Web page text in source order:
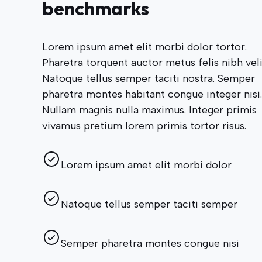
benchmarks
Lorem ipsum amet elit morbi dolor tortor.
Pharetra torquent auctor metus felis nibh
Natoque tellus semper taciti nostra. Semper
pharetra montes habitant congue integer nisi.
Nullam magnis nulla maximus. Integer primis
vivamus pretium lorem primis tortor risus.
Lorem ipsum amet elit morbi dolor
Natoque tellus semper taciti semper
Semper pharetra montes congue nisi